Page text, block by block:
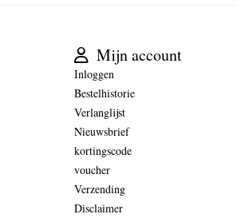
Mijn account
Inloggen
Bestelhistorie
Verlanglijst
Nieuwsbrief
kortingscode
voucher
Verzending
Disclaimer